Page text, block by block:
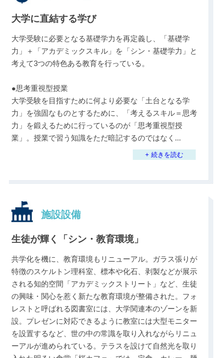
大学に直結する学び
大学受験に必要となる基礎学力を再定義し、「基礎学
力」＋「アカデミックスキル」を「シン・基礎学力」と
考えて3つの特色ある教育を行っている。
●思考重視型授業
大学受験を目指すために何より必要な「土台となる学
力」を強固なものとするために、「考えるスキル＝思考
力」を鍛えるために行っているのが「思考重視型授
業」。授業で習う知識をただ暗記するのではなく ...
+ 続きを読む
施設設備
生徒が輝く「シン・教育環境」
共学化を機に、教育環境もリニューアル。ガラス張りが
特徴のスケルトン理科室、標本や化石、剥製などが展示
される知的空間「アカデミックストリート」など、生徒
の興味・関心を惹く新たな教育環境が整備された。フォ
レストと呼ばれる図書室には、大学関連本のゾーンを新
設。プレゼンに対応できるように教室には大型モニター
を設置するなど、世の中の常識を取り入れながらリニュ
ーアルが進められている。テラスを設けて自然光を取り